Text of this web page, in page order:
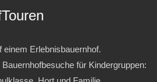
einem Erlebnisbauernhof.
für Kindergruppen: